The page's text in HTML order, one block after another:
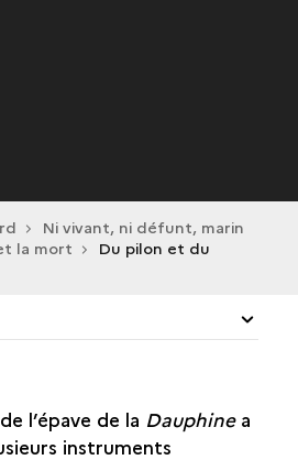
Ni vivant, ni défunt, marin
la mort
Du pilon et du
À BORD
l’épave de la Dauphinea
instruments